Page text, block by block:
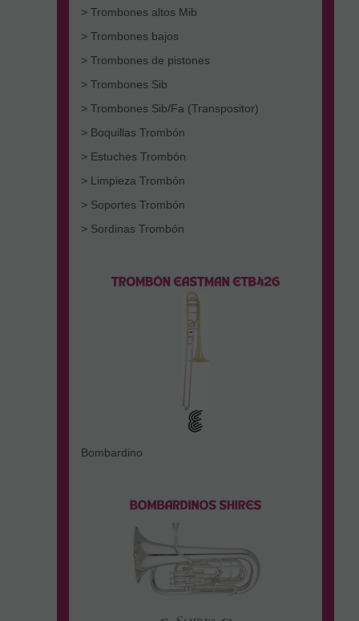
> Trombones altos Mib
> Trombones bajos
> Trombones de pistones
> Trombones Sib
> Trombones Sib/Fa (Transpositor)
> Boquillas Trombón
> Estuches Trombón
> Limpieza Trombón
> Soportes Trombón
> Sordinas Trombón
Bombardino